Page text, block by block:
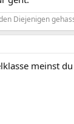
Diejenigen
meinst